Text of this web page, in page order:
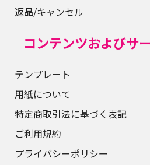
返品/キャンセル
コンテンツおよびサ
テンプレート
用紙について
特定商取引法に基づく表記
ご利用規約
プライバシーポリシー